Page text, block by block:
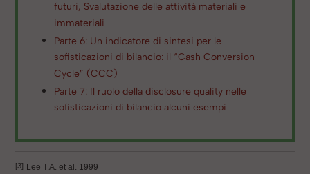
futuri, Svalutazione delle attività materiali e
immateriali
Parte 6: Un indicatore di sintesi per le
sofisticazioni di bilancio: il “Cash Conversion
Cycle” (CCC)
Parte 7: Il ruolo della disclosure quality nelle
sofisticazioni di bilancio alcuni esempi
[3] Lee T.A. et al. 1999